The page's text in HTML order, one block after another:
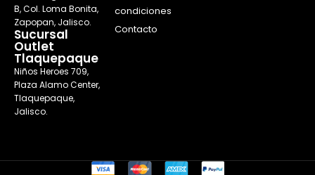
B, Col. Loma Bonita,
Zapopan, Jalisco.
Sucursal
Outlet
Tlaquepaque
Niños Heroes 709,
Plaza Alamo Center,
Tlaquepaque,
Jalisco.
condiciones
Contacto